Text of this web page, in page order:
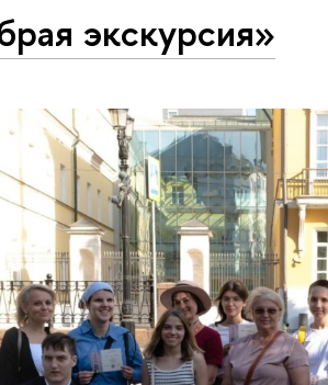
экскурсия»